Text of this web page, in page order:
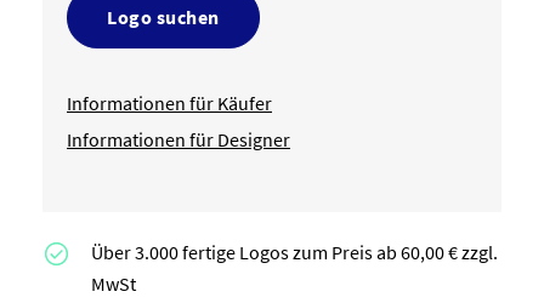
Logo suchen
Informationen für Käufer
Informationen für Designer
Über 3.000 fertige Logos zum Preis ab 60,00 € zzgl.
MwSt